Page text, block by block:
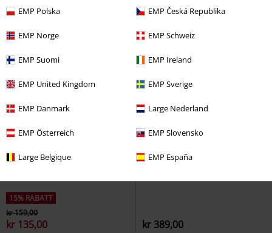
EMP Polska EMP Česká Republika
EMP Norge EMP Schweiz
EMP Suomi EMP Ireland
EMP United Kingdom EMP Sverige
EMP Danmark Large Nederland
EMP Österreich EMP Slovensko
Large Belgique EMP España
Canvas Belt
Urban Classics
Aniya Belt
Poizen Industries
15% RABATT
kr 159,00
kr 135,00 kr 389,00